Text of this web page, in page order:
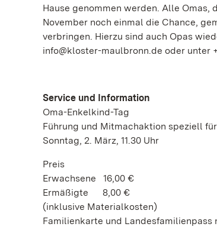
Hause genommen werden. Alle
November noch einmal die Chance,
verbringen. Hierzu sind auch Opas
info@kloster-maulbronn.de oder unter
Service und Information
Oma-Enkelkind-Tag
Führung und Mitmachaktion speziell
Sonntag, 2. März, 11.30 Uhr
Preis
Erwachsene 16,00 €
Ermäßigte 8,00 €
(inklusive Materialkosten)
Familienkarte und Landesfamilienpass